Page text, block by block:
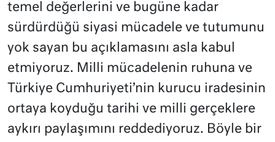
temel değerlerini ve bugüne kadar
sürdürdüğü siyasi mücadele ve tutumunu
yok sayan bu açıklamasını asla kabul
etmiyoruz. Milli mücadelenin ruhuna ve
Türkiye Cumhuriyeti’nin kurucu iradesinin
ortaya koyduğu tarihi ve milli gerçeklere
aykırı paylaşımını reddediyoruz. Böyle bir